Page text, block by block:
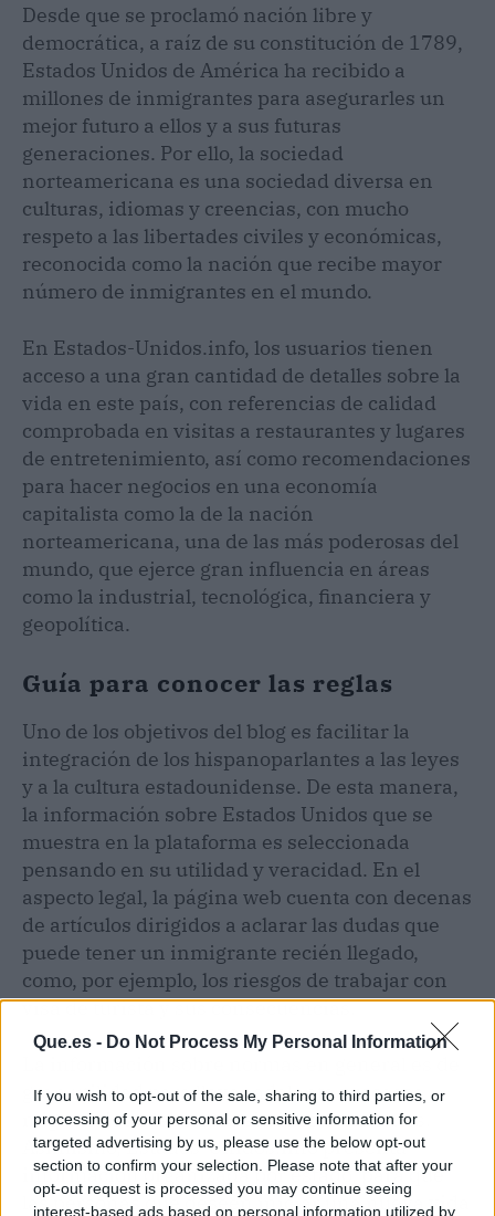
Que.es - Do Not Process My Personal Information
If you wish to opt-out of the sale, sharing to third parties, or
processing of your personal or sensitive information for
targeted advertising by us, please use the below opt-out
section to confirm your selection. Please note that after your
opt-out request is processed you may continue seeing
interest-based ads based on personal information utilized by
Desde que se proclamó nación libre y
democrática, a raíz de su constitución de 1789,
Estados Unidos de América ha recibido a
millones de inmigrantes para asegurarles un
mejor futuro a ellos y a sus futuras
generaciones. Por ello, la sociedad
norteamericana es una sociedad diversa en
culturas, idiomas y creencias, con mucho
respeto a las libertades civiles y económicas,
reconocida como la nación que recibe mayor
número de inmigrantes en el mundo.
En Estados-Unidos.info, los usuarios tienen
acceso a una gran cantidad de detalles sobre la
vida en este país, con referencias de calidad
comprobada en visitas a restaurantes y lugares
de entretenimiento, así como recomendaciones
para hacer negocios en una economía
capitalista como la de la nación
norteamericana, una de las más poderosas del
mundo, que ejerce gran influencia en áreas
como la industrial, tecnológica, financiera y
geopolítica.
Guía para conocer las reglas
Uno de los objetivos del blog es facilitar la
integración de los hispanoparlantes a las leyes
y a la cultura estadounidense. De esta manera,
la información sobre Estados Unidos que se
muestra en la plataforma es seleccionada
pensando en su utilidad y veracidad. En el
aspecto legal, la página web cuenta con decenas
de artículos dirigidos a aclarar las dudas que
puede tener un inmigrante recién llegado,
como, por ejemplo, los riesgos de trabajar con
visa de turista y sus consecuencias.
gran utilidad para llevar adelante procesos
migratorios o laborales sin inconvenientes.
Asimismo, Estados-Unidos.info presenta
información organizada por estado, para que
las personas que deseen iniciar una nueva vida